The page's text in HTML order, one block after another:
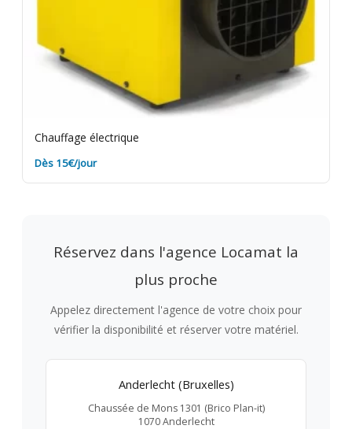
Chauffage électrique
Dès 15€/jour
Réservez dans l'agence Locamat la
plus proche
Appelez directement l'agence de votre choix pour
vérifier la disponibilité et réserver votre matériel.
Anderlecht (Bruxelles)
Chaussée de Mons 1301 (Brico Plan-it)
1070 Anderlecht